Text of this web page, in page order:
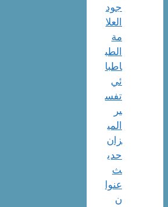
جود
العلا
مة
الطب
اطبا
ئي
تفس
ير
المي
زان
حدي
ث
عنوا
ن